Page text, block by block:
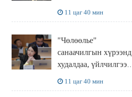
11 цаг 40 мин
"Чөлөөлье"
санаачилгын хүрээнд
худалдаа, үйлчилгээ
11 цаг 40 мин